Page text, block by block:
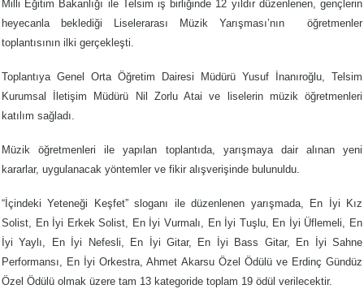
Milli Eğitim Bakanlığı ile Telsim iş birliğinde 12 yıldır düzenlenen, gençlerin
heyecanla beklediği Liselerarası Müzik Yarışması’nın
öğretmenler
toplantısının ilki gerçekleşti.
Toplantıya Genel Orta Öğretim Dairesi Müdürü Yusuf İnanıroğlu, Telsim
Kurumsal İletişim Müdürü Nil Zorlu Atai ve liselerin müzik öğretmenleri
katılım sağladı.
Müzik öğretmenleri ile yapılan toplantıda, yarışmaya dair alınan yeni
kararlar, uygulanacak yöntemler ve fikir alışverişinde bulunuldu.
“İçindeki Yeteneği Keşfet” sloganı ile düzenlenen yarışmada, En İyi Kız
Solist, En İyi Erkek Solist, En İyi Vurmalı, En İyi Tuşlu, En İyi Üflemeli, En
İyi Yaylı, En İyi Nefesli, En İyi Gitar, En İyi Bass Gitar, En İyi Sahne
Performansı, En İyi Orkestra, Ahmet Akarsu Özel Ödülü ve Erdinç Gündüz
Özel Ödülü olmak üzere tam 13 kategoride toplam 19 ödül verilecektir.